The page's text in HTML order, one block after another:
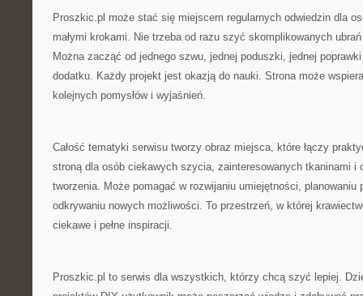
Proszkic.pl może stać się miejscem regularnych odwiedzin dla
małymi krokami. Nie trzeba od razu szyć skomplikowanych
Można zacząć od jednego szwu, jednej poduszki, jednej
dodatku. Każdy projekt jest okazją do nauki. Strona może
kolejnych pomysłów i wyjaśnień.
Całość tematyki serwisu tworzy obraz miejsca, które łączy
stroną dla osób ciekawych szycia, zainteresowanych tkaninami i
tworzenia. Może pomagać w rozwijaniu umiejętności, planowaniu
odkrywaniu nowych możliwości. To przestrzeń, w której
ciekawe i pełne inspiracji.
Proszkic.pl to serwis dla wszystkich, którzy chcą szyć lepiej.